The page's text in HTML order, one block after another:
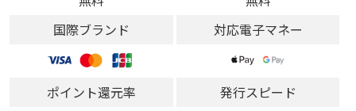
国際ブランド
対応電子マネー
ポイント還元率
発行スピード